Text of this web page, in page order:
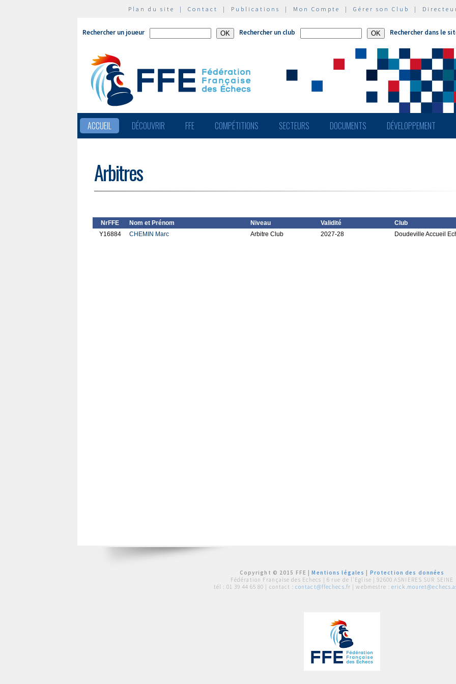
Plan du site | Contact | Publications | Mon Compte | Gérer son Club |
Rechercher un joueur Rechercher un club Rechercher dans le
ACCUEIL DÉCOUVRIR FFE COMPÉTITIONS SECTEURS DOCUMENTS DÉVELOPPEMENT
Arbitres
NrFFE Nom et Prénom Niveau Validité
Club
Y16884
CHEMIN Marc Arbitre Club 2027-28 Doudeville Accueil
Copyright © 2015 FFE |Mentions légales
Protection des données
Fédération Française des Echecs | 6 rue de l'Eglise | 92600 ASNIERES SUR SEINE
tél : 01 39 44 65 80 | contact : contact@ffechecs.fr | webmestre :